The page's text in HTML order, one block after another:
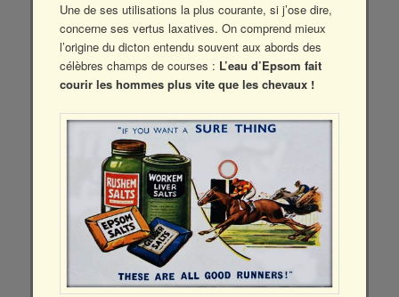
Une de ses utilisations la plus courante, si j’ose dire,
concerne ses vertus laxatives. On comprend mieux
l’origine du dicton entendu souvent aux abords des
célèbres champs de courses : L’eau d’Epsom fait
courir les hommes plus vite que les chevaux !